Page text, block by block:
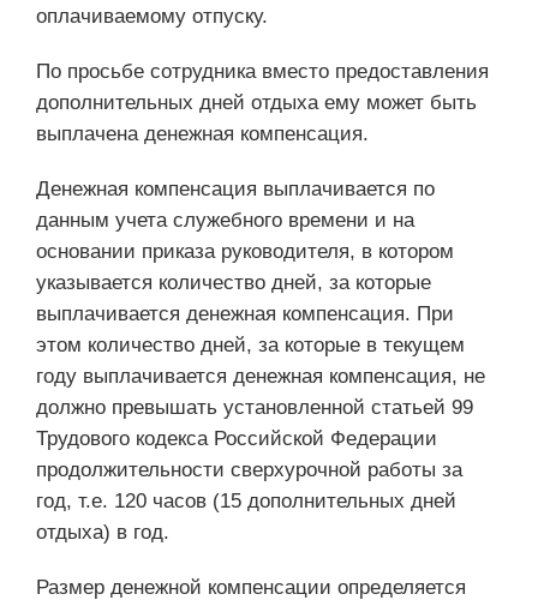
оплачиваемому отпуску.
По просьбе сотрудника вместо предоставления
дополнительных дней отдыха ему может быть
выплачена денежная компенсация.
Денежная компенсация выплачивается по
данным учета служебного времени и на
основании приказа руководителя, в котором
указывается количество дней, за которые
выплачивается денежная компенсация. При
этом количество дней, за которые в текущем
году выплачивается денежная компенсация, не
должно превышать установленной статьей 99
Трудового кодекса Российской Федерации
продолжительности сверхурочной работы за
год, т.е. 120 часов (15 дополнительных дней
отдыха) в год.
Размер денежной компенсации определяется